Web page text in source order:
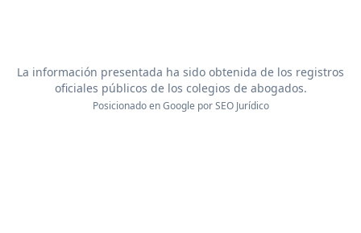
La información presentada ha sido obtenida de los registros
oficiales públicos de los colegios de abogados.
Posicionado en Google porSEO Jurídico